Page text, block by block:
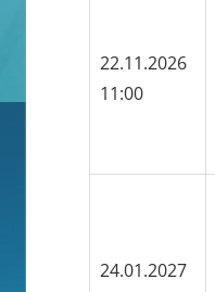
22.11.2026
11:00
24.01.2027